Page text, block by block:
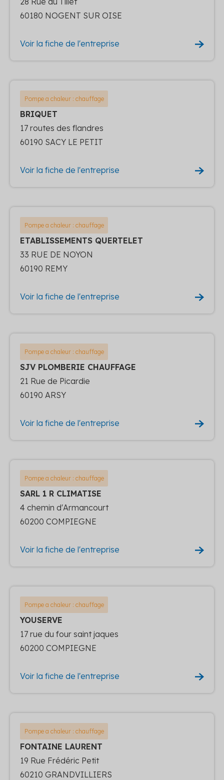
60180 NOGENT SUR OISE
Voir la fiche de l'entreprise
Pompe a chaleur : chauffage
BRIQUET
17 routes des flandres
60190 SACY LE PETIT
Voir la fiche de l'entreprise
Pompe a chaleur : chauffage
ETABLISSEMENTS QUERTELET
33 RUE DE NOYON
60190 REMY
Voir la fiche de l'entreprise
Pompe a chaleur : chauffage
SJV PLOMBERIE CHAUFFAGE
21 Rue de Picardie
60190 ARSY
Voir la fiche de l'entreprise
Pompe a chaleur : chauffage
SARL 1 R CLIMATISE
4 chemin d'Armancourt
60200 COMPIEGNE
Voir la fiche de l'entreprise
Pompe a chaleur : chauffage
YOUSERVE
17 rue du four saint jaques
60200 COMPIEGNE
Voir la fiche de l'entreprise
Pompe a chaleur : chauffage
FONTAINE LAURENT
19 Rue Frédéric Petit
60210 GRANDVILLIERS